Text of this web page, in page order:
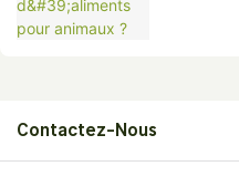
Contactez-Nous